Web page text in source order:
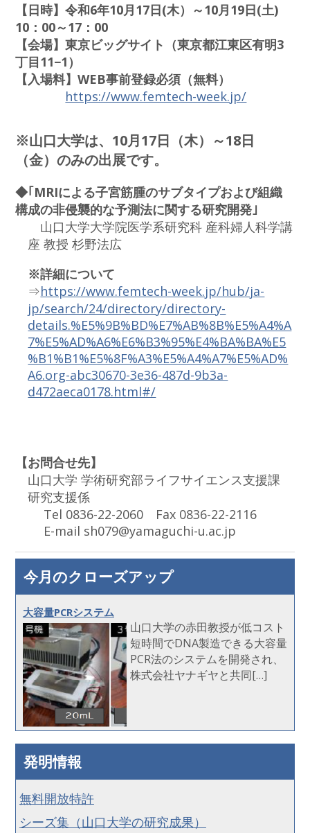
【日時】令和6年10月17日(木）～10月19日(土)
10：00～17：00
【会場】東京ビッグサイト（東京都江東区有明3
丁目11−1）
【入場料】WEB事前登録必須（無料）
https://www.femtech-week.jp/
※山口大学は、10月17日（木）～18日
（金）のみの出展です。
◆｢MRIによる子宮筋腫のサブタイプおよび組織
構成の非侵襲的な予測法に関する研究開発｣
山口大学大学院医学系研究科 産科婦人科学講
座 教授 杉野法広
※詳細について
⇒https://www.femtech-week.jp/hub/ja-
jp/search/24/directory/directory-
details.%E5%9B%BD%E7%AB%8B%E5%A4%A
7%E5%AD%A6%E6%B3%95%E4%BA%BA%E5
%B1%B1%E5%8F%A3%E5%A4%A7%E5%AD%
A6.org-abc30670-3e36-487d-9b3a-
d472aeca0178.html#/
【お問合せ先】
山口大学 学術研究部ライフサイエンス支援課
研究支援係
Tel 0836-22-2060 Fax 0836-22-2116
E-mail sh079@yamaguchi-u.ac.jp
今月のクローズアップ
大容量PCRシステム
山口大学の赤田教授が低コスト
短時間でDNA製造できる大容量
PCR法のシステムを開発され、
株式会社ヤナギヤと共同[…]
発明情報
無料開放特許
シーズ集（山口大学の研究成果）